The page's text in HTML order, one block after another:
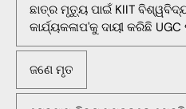
ଛାତ୍ର ମୃତ୍ୟୁ ପାଇଁ KIIT
କାର୍ଯ୍ୟକଳାପ'କୁ ଦାୟୀ କରିଛି
ଜଣେ ମୃତ